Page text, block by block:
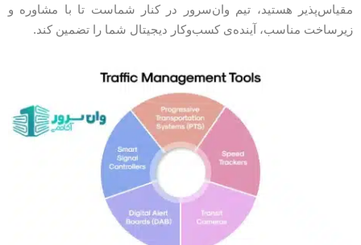
هستید، تیم وان‌سرور در کنار شماست تا با مشاوره و
مناسب، آینده‌ی کسب‌وکار دیجیتال شما را تضمین کند.